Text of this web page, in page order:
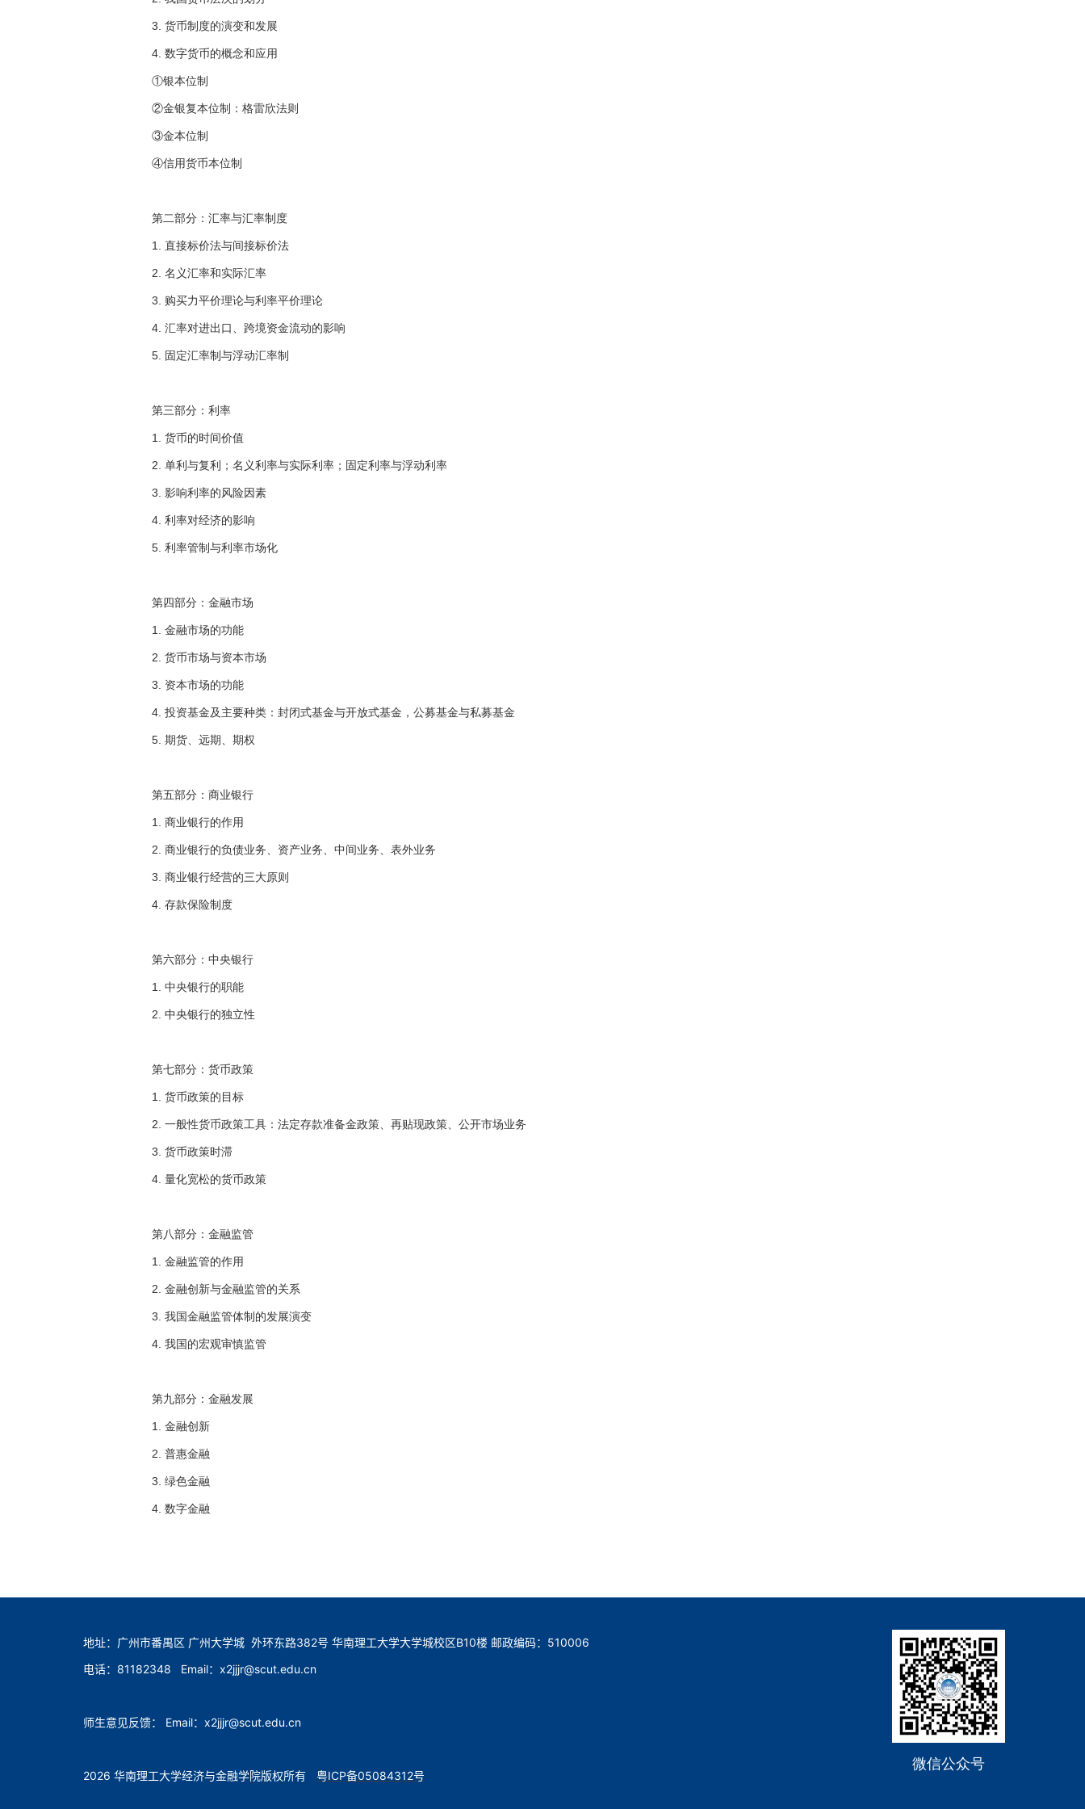
3. 货币制度的演变和发展
4. 数字货币的概念和应用
①银本位制
②金银复本位制：格雷欣法则
③金本位制
④信用货币本位制
第二部分：汇率与汇率制度
1. 直接标价法与间接标价法
2. 名义汇率和实际汇率
3. 购买力平价理论与利率平价理论
4. 汇率对进出口、跨境资金流动的影响
5. 固定汇率制与浮动汇率制
第三部分：利率
1. 货币的时间价值
2. 单利与复利；名义利率与实际利率；固定利率与浮动利率
3. 影响利率的风险因素
4. 利率对经济的影响
5. 利率管制与利率市场化
第四部分：金融市场
1. 金融市场的功能
2. 货币市场与资本市场
3. 资本市场的功能
4. 投资基金及主要种类：封闭式基金与开放式基金，公募基金与私募基金
5. 期货、远期、期权
第五部分：商业银行
1. 商业银行的作用
2. 商业银行的负债业务、资产业务、中间业务、表外业务
3. 商业银行经营的三大原则
4. 存款保险制度
第六部分：中央银行
1. 中央银行的职能
2. 中央银行的独立性
第七部分：货币政策
1. 货币政策的目标
2. 一般性货币政策工具：法定存款准备金政策、再贴现政策、公开市场业务
3. 货币政策时滞
4. 量化宽松的货币政策
第八部分：金融监管
1. 金融监管的作用
2. 金融创新与金融监管的关系
3. 我国金融监管体制的发展演变
4. 我国的宏观审慎监管
第九部分：金融发展
1. 金融创新
2. 普惠金融
3. 绿色金融
4. 数字金融
地址：广州市番禺区 广州大学城 外环东路382号 华南理工大学大学城校区B10楼 邮政编码：510006
电话：81182348 Email：x2jjjr@scut.edu.cn
师生意见反馈： Email：x2jjjr@scut.edu.cn
2026 华南理工大学经济与金融学院版权所有 粤ICP备05084312号
微信公众号